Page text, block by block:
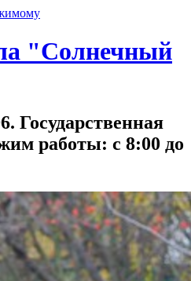
"Солнечный
Государственная
работы: с 8:00 до